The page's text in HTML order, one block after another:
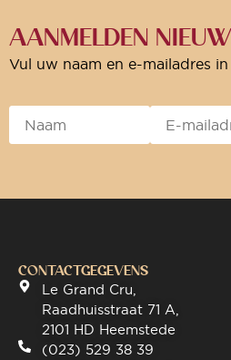
AANMELDEN
Vul uw naam en e-mailadres
CONTACTGEGEVENS
Le Grand Cru,
Raadhuisstraat 71 A,
2101 HD Heemstede
(023) 529 38 39